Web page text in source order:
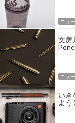
ニュ
文房
ニュ
いき
よう